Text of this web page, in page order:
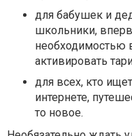
для бабушек и
школьники,
необходимостью
активировать
для всех, кто
интернете,
то новое.